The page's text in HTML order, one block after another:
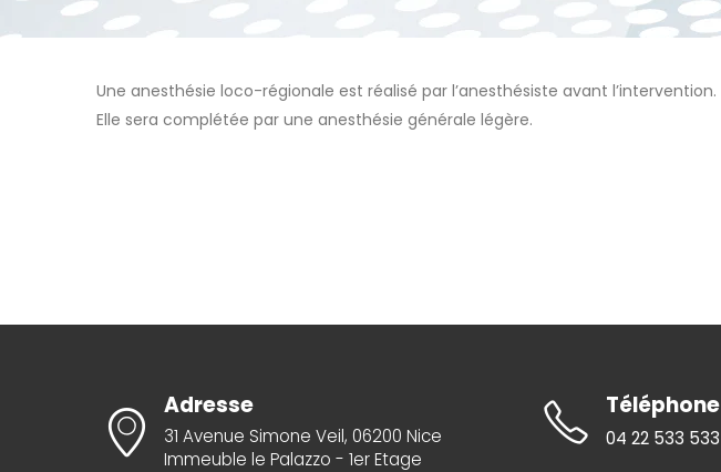
Une anesthésie loco-régionale est réalisé par l’anesthésiste avant l’intervention.
Elle sera complétée par une anesthésie générale légère.
Adresse
31 Avenue Simone Veil, 06200 Nice
Immeuble le Palazzo - 1er Etage
Téléphone
04 22 533 533